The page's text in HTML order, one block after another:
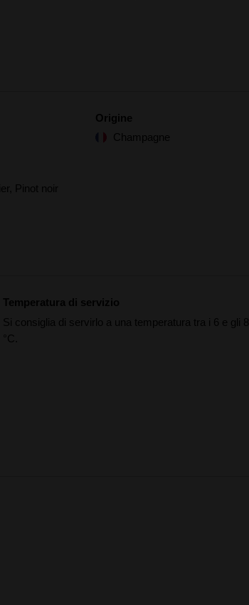
Pinot noir
Origine
Champagne
Temperatura di servizio
Si consiglia di servirlo a una temperatura tra i 6 e gli 8
°C.